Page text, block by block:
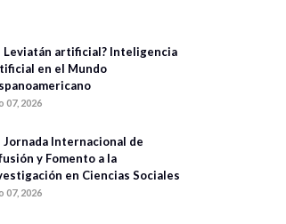
Leviatán artificial? Inteligencia
en el Mundo
07, 2026
Jornada Internacional de
y Fomento a la
en Ciencias Sociales
07, 2026